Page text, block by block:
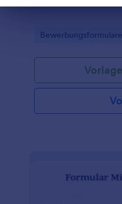
Go to Category:
Bewerbungsformulare